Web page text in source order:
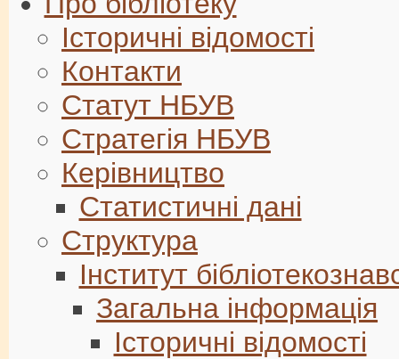
Історичні відомості
Контакти
Статут НБУВ
Стратегія НБУВ
Керівництво
Статистичні дані
Структура
Інститут
Загальна інформація
Історичні відомості